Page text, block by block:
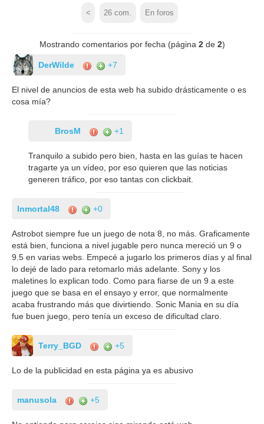
< 26 com. En foros
Mostrando comentarios por fecha (página 2de 2)
DerWilde +7
El nivel de anuncios de esta web ha subido drásticamente o es
cosa mía?
BrosM +1
Tranquilo a subido pero bien, hasta en las guías te hacen
tragarte ya un vídeo, por eso quieren que las noticias
generen tráfico, por eso tantas con clickbait.
Inmortal48 +0
Astrobot siempre fue un juego de nota 8, no más. Graficamente
está bien, funciona a nivel jugable pero nunca mereció un 9 o
9.5 en varias webs. Empecé a jugarlo los primeros días y al final
lo dejé de lado para retomarlo más adelante. Sony y los
maletines lo explican todo. Como para fiarse de un 9 a este
juego que se basa en el ensayo y error, que normalmente
acaba frustrando más que divirtiendo. Sonic Mania en su día
fue buen juego, pero tenía un exceso de dificultad claro.
Terry_BGD +5
Lo de la publicidad en esta página ya es abusivo
manusola +5